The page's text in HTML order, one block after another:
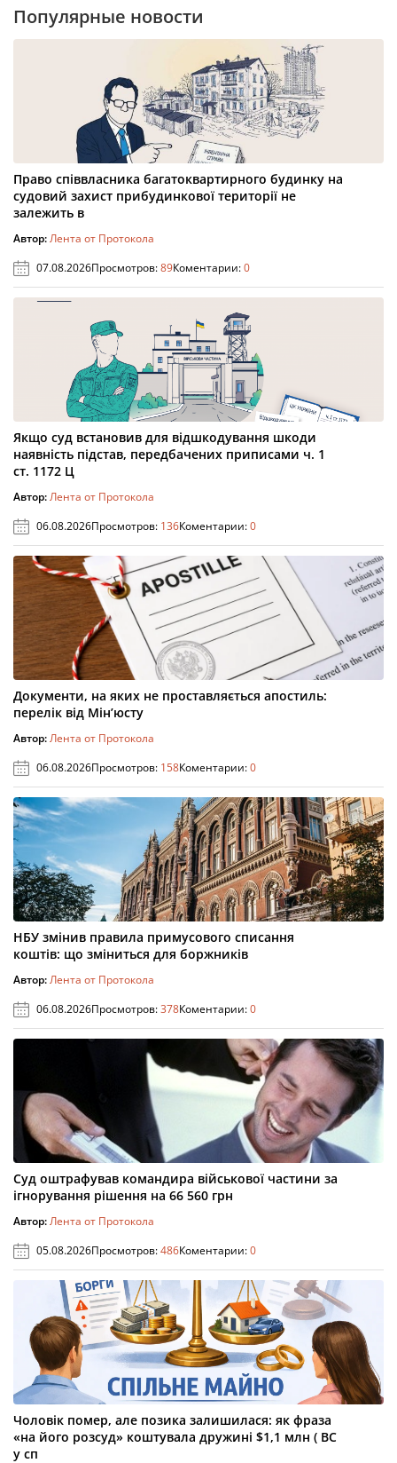
Популярные новости
Право співвласника багатоквартирного будинку на
судовий захист прибудинкової території не
залежить в
Автор:Лента от Протокола
07.08.2026Просмотров:89Коментарии:0
Якщо суд встановив для відшкодування шкоди
наявність підстав, передбачених приписами ч. 1
ст. 1172 Ц
Автор:Лента от Протокола
06.08.2026Просмотров: 136Коментарии:0
Документи, на яких не проставляється апостиль:
перелік від Мін’юсту
Автор:Лента от Протокола
06.08.2026Просмотров: 158Коментарии:0
НБУ змінив правила примусового списання
коштів: що зміниться для боржників
Автор:Лента от Протокола
06.08.2026Просмотров:378Коментарии:0
Суд оштрафував командира військової частини за
ігнорування рішення на 66 560 грн
Автор:Лента от Протокола
05.08.2026Просмотров:486Коментарии:0
Чоловік помер, але позика залишилася: як фраза
«на його розсуд» коштувала дружині $1,1 млн ( ВС
у сп